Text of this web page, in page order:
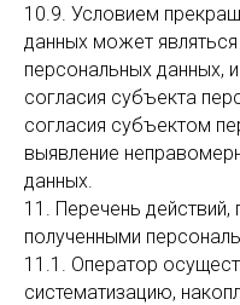
10.9. Условием
данных может
персональных данных,
согласия субъекта
согласия субъектом
выявление
данных.
11. Перечень
полученными
11.1. Оператор
систематизацию,